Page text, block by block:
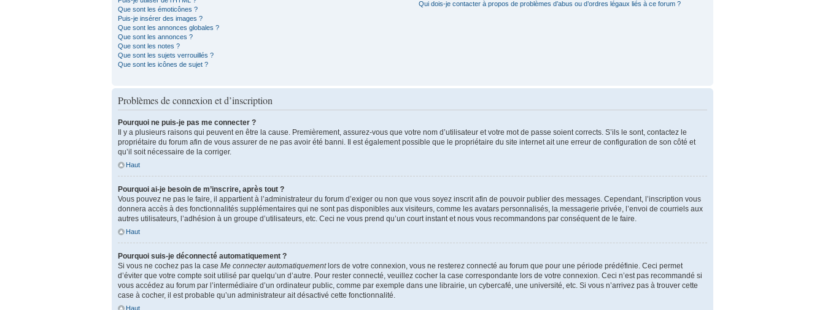
Que sont les émoticônes ?
Puis-je insérer des images ?
Que sont les annonces globales ?
Que sont les annonces ?
Que sont les notes ?
Que sont les sujets verrouillés ?
Que sont les icônes de sujet ?
Qui dois-je contacter à propos de problèmes d’abus ou d’ordres légaux liés à ce forum ?
Problèmes de connexion et d’inscription
Pourquoi ne puis-je pas me connecter ?
Il y a plusieurs raisons qui peuvent en être la cause. Premièrement, assurez-vous que votre nom d’utilisateur et votre mot de passe soient corrects. S’ils le sont, contactez le
propriétaire du forum afin de vous assurer de ne pas avoir été banni. Il est également possible que le propriétaire du site internet ait une erreur de configuration de son côté et
qu’il soit nécessaire de la corriger.
Haut
Pourquoi ai-je besoin de m’inscrire, après tout ?
Vous pouvez ne pas le faire, il appartient à l’administrateur du forum d’exiger ou non que vous soyez inscrit afin de pouvoir publier des messages. Cependant, l’inscription vous
donnera accès à des fonctionnalités supplémentaires qui ne sont pas disponibles aux visiteurs, comme les avatars personnalisés, la messagerie privée, l’envoi de courriels aux
autres utilisateurs, l’adhésion à un groupe d’utilisateurs, etc. Ceci ne vous prend qu’un court instant et nous vous recommandons par conséquent de le faire.
Haut
Pourquoi suis-je déconnecté automatiquement ?
Si vous ne cochez pas la case Me connecter automatiquementlors de votre connexion, vous ne resterez connecté au forum que pour une période prédéfinie. Ceci permet
d’éviter que votre compte soit utilisé par quelqu’un d’autre. Pour rester connecté, veuillez cocher la case correspondante lors de votre connexion. Ceci n’est pas recommandé si
vous accédez au forum par l’intermédiaire d’un ordinateur public, comme par exemple dans une librairie, un cybercafé, une université, etc. Si vous n’arrivez pas à trouver cette
case à cocher, il est probable qu’un administrateur ait désactivé cette fonctionnalité.
Haut